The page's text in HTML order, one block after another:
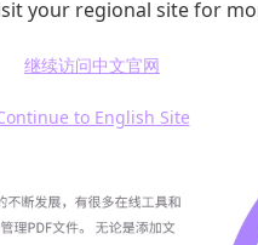
your regional site for
继续访问中文官网
to English Site